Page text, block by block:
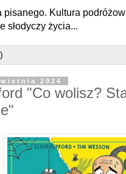
pisanego. Kultura
słodyczy życia...
2024
"Co wolisz?